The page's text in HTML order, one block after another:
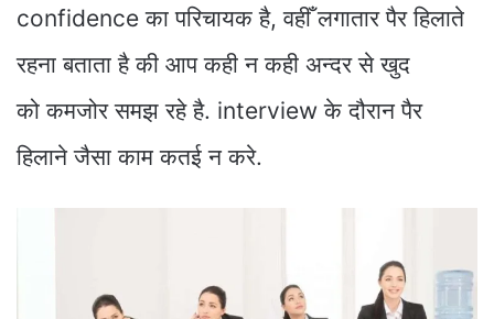
confidence का परिचायक है, वहीँ लगातार पैर हिलाते
रहना बताता है की आप कही न कही अन्दर से खुद
को कमजोर समझ रहे है. interview के दौरान पैर
हिलाने जैसा काम कतई न करे.